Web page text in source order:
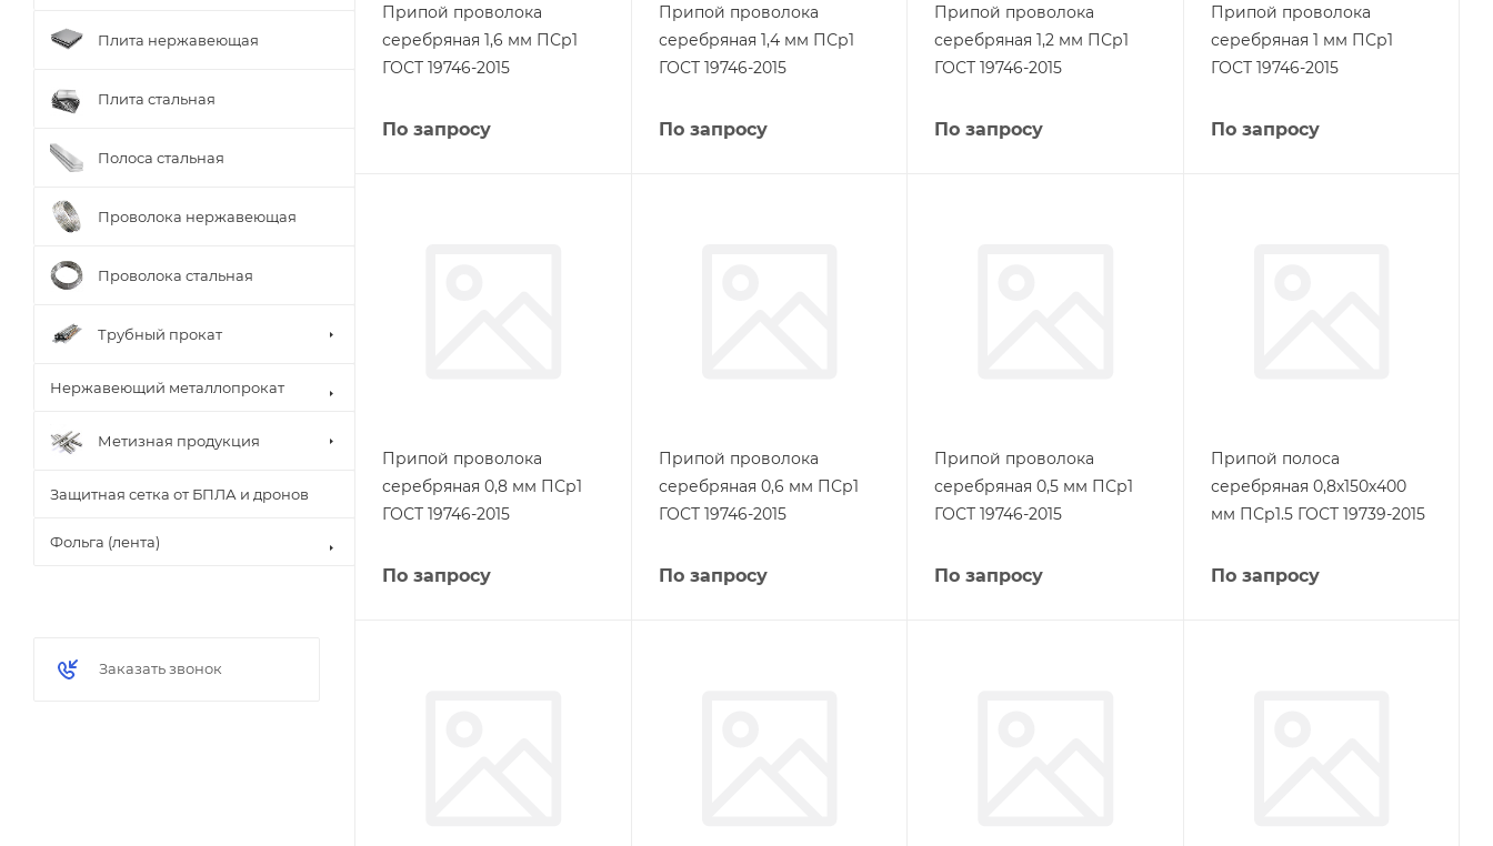
Припой проволока
серебряная 1,6 мм ПСр1
ГОСТ 19746-2015
По запросу
Припой проволока
серебряная 1,4 мм ПСр1
ГОСТ 19746-2015
По запросу
Припой проволока
серебряная 1,2 мм ПСр1
ГОСТ 19746-2015
По запросу
Припой проволока
серебряная 1 мм ПСр1
ГОСТ 19746-2015
По запросу
Припой проволока
серебряная 0,8 мм ПСр1
ГОСТ 19746-2015
По запросу
Припой проволока
серебряная 0,6 мм ПСр1
ГОСТ 19746-2015
По запросу
Припой проволока
серебряная 0,5 мм ПСр1
ГОСТ 19746-2015
По запросу
Припой полоса
серебряная 0,8х150х400
мм ПСр1.5 ГОСТ 19739-2015
По запросу
Плита нержавеющая
Плита стальная
Полоса стальная
Проволока нержавеющая
Проволока стальная
Трубный прокат
Нержавеющий металлопрокат
Метизная продукция
Защитная сетка от БПЛА и дронов
Фольга (лента)
Заказать звонок